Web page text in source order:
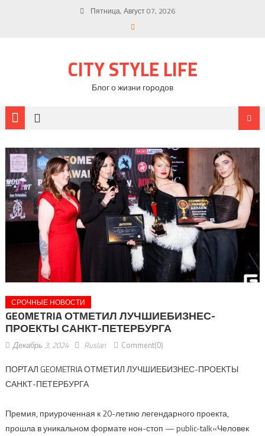
Пятница, Август 07, 2026
CITY STYLE LIFE
Блог о жизни городов
СРОЧНЫЕ НОВОСТИ
GEOMETRIA ОТМЕТИЛ ЛУЧШИЕБИЗНЕС-
ПРОЕКТЫ САНКТ-ПЕТЕРБУРГА
Декабрь 3, 2024 Ruslan Comment(0)
ПОРТАЛ GEOMETRIA ОТМЕТИЛ ЛУЧШИЕБИЗНЕС-ПРОЕКТЫ
САНКТ-ПЕТЕРБУРГА
Премия, приуроченная к 20-летию легендарного проекта,
прошла в уникальном формате нон-стоп — public-talk«Человек